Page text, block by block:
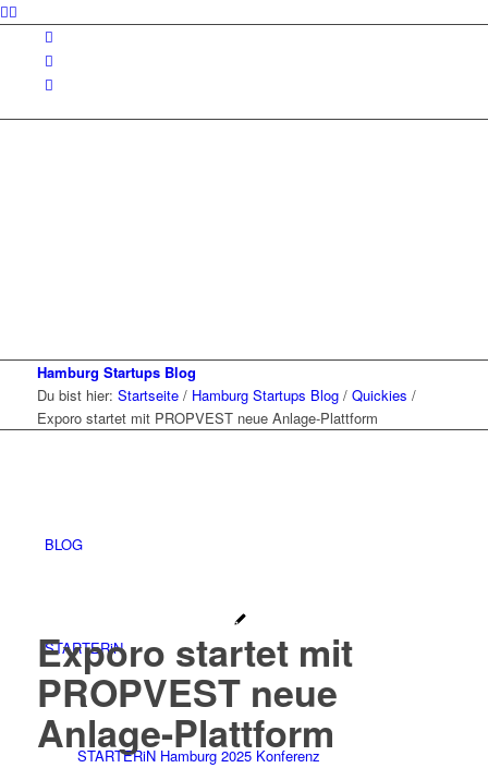
BLOG
STARTERiN
STARTERiN Hamburg 2025 Konferenz
Hamburg Startups Blog
Du bist hier: Startseite / Hamburg Startups Blog / Quickies /
Exporo startet mit PROPVEST neue Anlage-Plattform
Exporo startet mit
PROPVEST neue
Anlage-Plattform